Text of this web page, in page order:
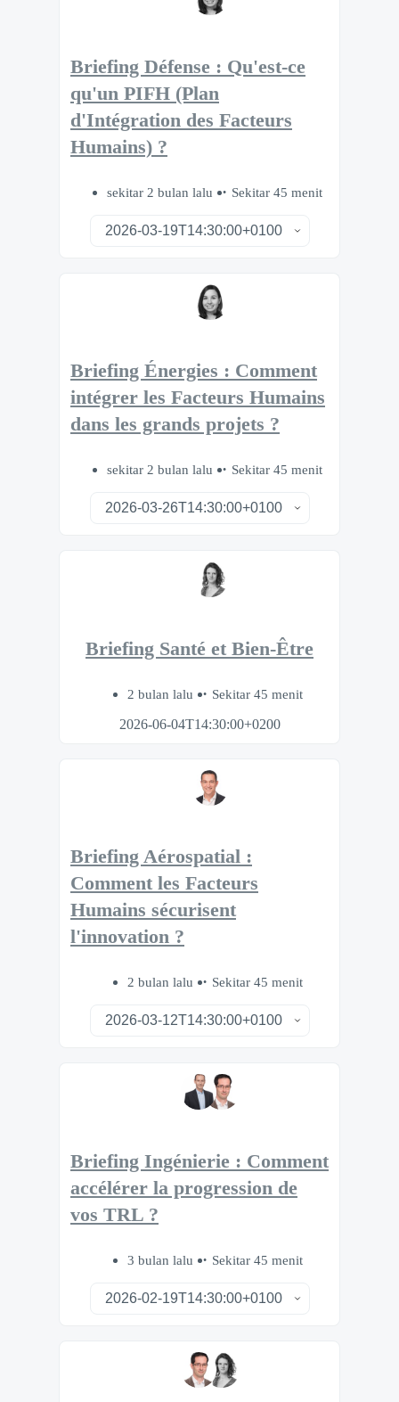
Briefing Défense : Qu'est-ce
qu'un PIFH (Plan
d'Intégration des Facteurs
Humains) ?
sekitar 2 bulan lalu Sekitar 45 menit
Briefing Énergies : Comment
intégrer les Facteurs Humains
dans les grands projets ?
sekitar 2 bulan lalu Sekitar 45 menit
Briefing Santé et Bien-Être
2 bulan lalu
Sekitar 45 menit
2026-06-04T14:30:00+0200
Briefing Aérospatial :
Comment les Facteurs
Humains sécurisent
l'innovation ?
2 bulan lalu Sekitar 45 menit
Briefing Ingénierie : Comment
accélérer la progression de
vos TRL ?
3 bulan lalu Sekitar 45 menit